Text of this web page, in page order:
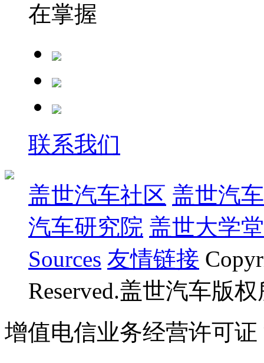
在掌握
联系我们
盖世汽车社区 盖世汽
汽车研究院 盖世大学堂
Sources 友情链接
Reserved.盖世汽车版
增值电信业务经营许可证